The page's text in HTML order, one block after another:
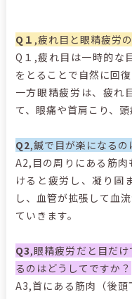
Q１ ,疲れ目と眼精疲労
Q１ ,疲れ目は一時的な
をとることで自然に回復
一方眼精疲労は、疲れ
て、眼痛や首肩こり、
Q2,鍼で目が楽になるの
A2,目の周りにある筋
けると疲労し、凝り固
し、血管が拡張して血
ていきます。
Q3,眼精疲労だと目だ
るのはどうしてですか？
A3,首にある筋肉（後